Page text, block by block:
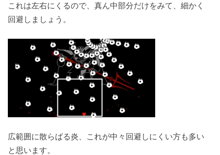
これは左右にくるので、真ん中部分だけをみて、細かく
回避しましょう。
広範囲に散らばる炎、これが中々回避しにくい方も多い
と思います。